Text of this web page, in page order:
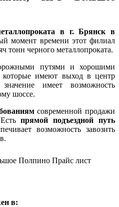
в г. Брянск в
момент времени этот филиал
тонн черного металлопроката.
путями и хорошими
которые имеют выход в центр
имеет возможность
шоссе.
современной продажи
Естьпрямой подъездной путь
возможность завозить
в: